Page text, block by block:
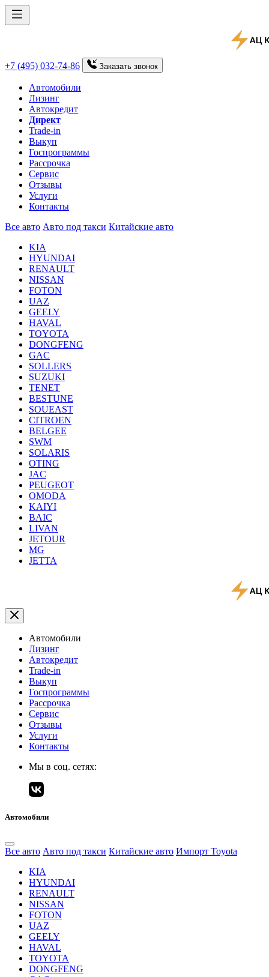
+7 (495) 032-74-86 Заказать звонок
Автомобили
Лизинг
Автокредит
Директ
Trade-in
Выкуп
Госпрограммы
Рассрочка
Сервис
Отзывы
Услуги
Контакты
Все авто Авто под такси Китайские авто
KIA
HYUNDAI
RENAULT
NISSAN
FOTON
UAZ
GEELY
HAVAL
TOYOTA
DONGFENG
GAC
SOLLERS
SUZUKI
TENET
BESTUNE
SOUEAST
CITROEN
BELGEE
SWM
SOLARIS
OTING
JAC
PEUGEOT
OMODA
KAIYI
BAIC
LIVAN
JETOUR
MG
JETTA
Автомобили
Лизинг
Автокредит
Trade-in
Выкуп
Госпрограммы
Рассрочка
Сервис
Отзывы
Услуги
Контакты
Мы в соц. сетях:
Автомобили
Все авто Авто под такси Китайские авто Импорт Toyota
KIA
HYUNDAI
RENAULT
NISSAN
FOTON
UAZ
GEELY
HAVAL
TOYOTA
DONGFENG